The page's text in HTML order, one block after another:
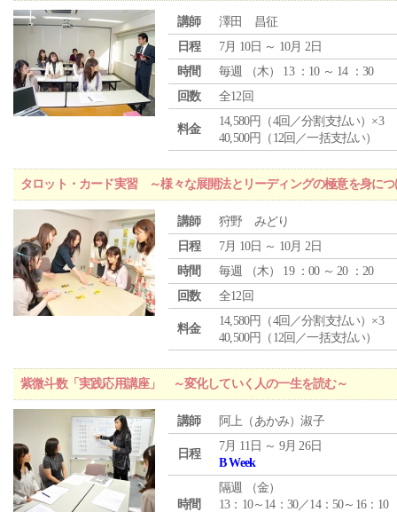
講師
澤田 昌征
日程
7月 10日 ～ 10月 2日
時間
毎週 （木） 13 ：10 ～ 14 ：30
回数
全12回
料金
14,580円（4回／分割支払い）×3
40,500円（12回／一括支払い）
タロット・カード実習 ～様々な展開法とリーディングの極意を身につ
講師
狩野 みどり
日程
7月 10日 ～ 10月 2日
時間
毎週 （木） 19 ：00 ～ 20 ：20
回数
全12回
料金
14,580円（4回／分割支払い）×3
40,500円（12回／一括支払い）
紫微斗数「実践応用講座」 ～変化していく人の一生を読む～
講師 阿上（あかみ）淑子
日程
7月 11日 ～ 9月 26日
B Week
時間
隔週 （金）
13：10～14：30／14：50～16：10